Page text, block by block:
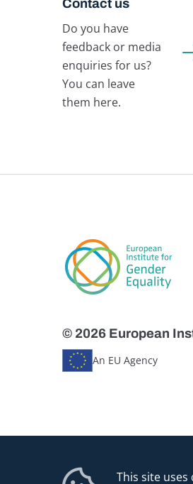
This site
Contact us
Do you have
feedback or media
enquiries for us?
You can leave
them here.
© 2026 European
An EU Agency